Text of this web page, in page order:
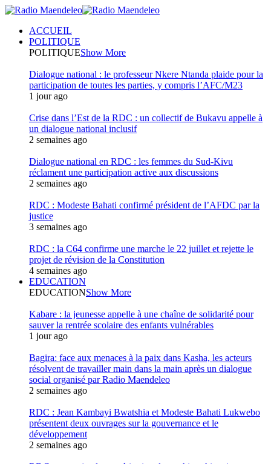
ACCUEIL
POLITIQUE
POLITIQUEShow More
Dialogue national : le professeur Nkere Ntanda plaide pour la
participation de toutes les parties, y compris l’AFC/M23
1 jour ago
Crise dans l’Est de la RDC : un collectif de Bukavu appelle à
un dialogue national inclusif
2 semaines ago
Dialogue national en RDC : les femmes du Sud-Kivu
réclament une participation active aux discussions
2 semaines ago
RDC : Modeste Bahati confirmé président de l’AFDC par la
justice
3 semaines ago
RDC : la C64 confirme une marche le 22 juillet et rejette le
projet de révision de la Constitution
4 semaines ago
EDUCATION
EDUCATIONShow More
Kabare : la jeunesse appelle à une chaîne de solidarité pour
sauver la rentrée scolaire des enfants vulnérables
1 jour ago
Bagira: face aux menaces à la paix dans Kasha, les acteurs
résolvent de travailler main dans la main après un dialogue
social organisé par Radio Maendeleo
2 semaines ago
RDC : Jean Kambayi Bwatshia et Modeste Bahati Lukwebo
présentent deux ouvrages sur la gouvernance et le
développement
2 semaines ago